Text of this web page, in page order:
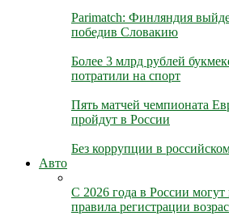
Parimatch: Финляндия
победив Словакию
Более 3 млрд рублей
потратили на спорт
Пять матчей чемпионата
пройдут в России
Без коррупции в
Авто
С 2026 года в России могут
правила регистрации